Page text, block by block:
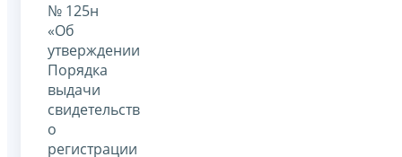
№ 125н
«Об
утверждении
Порядка
выдачи
свидетельств
о
регистрации